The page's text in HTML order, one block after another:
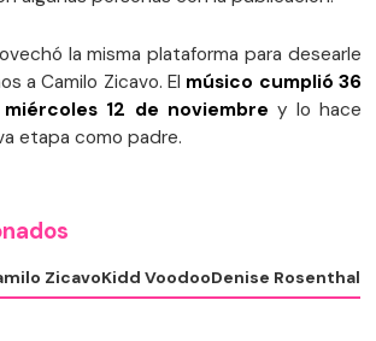
la misma plataforma para desearle
a Camilo Zicavo. El músico cumplió 36
12 de noviembre y lo hace
etapa como padre.
ZicavoKidd VoodooDenise Rosenthal